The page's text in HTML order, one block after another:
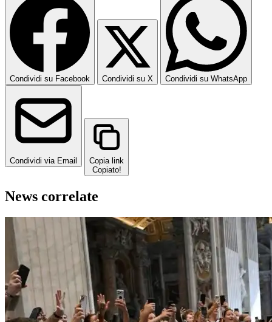
Condividi su Facebook Condividi su X Condividi su WhatsApp
Condividi via Email
Copia link
Copiato!
News correlate